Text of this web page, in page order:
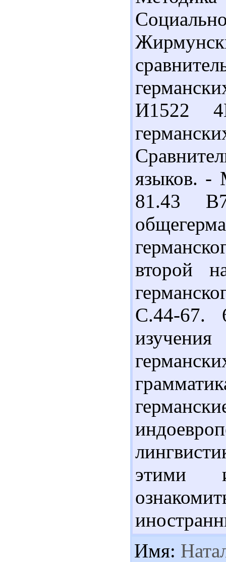
И1522
языков.
81.43
второй
С.44-67.
этими
Имя: